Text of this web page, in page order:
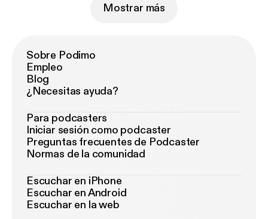
Mostrar más
Sobre Podimo
Empleo
Blog
¿Necesitas ayuda?
Para podcasters
Iniciar sesión como podcaster
Preguntas frecuentes de Podcaster
Normas de la comunidad
Escuchar en iPhone
Escuchar en Android
Escuchar en la web